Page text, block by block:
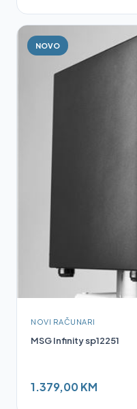
NOVO
NOVI RAČUNARI
MSG Infinity sp12251
1.379,00 KM